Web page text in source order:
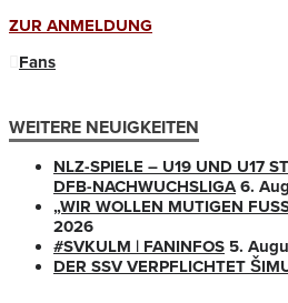
ZUR ANMELDUNG
Fans
WEITERE NEUIGKEITEN
NLZ-SPIELE – U19 UND U17
DFB-NACHWUCHSLIGA 6.
„WIR WOLLEN MUTIGEN
2026
#SVKULM | FANINFOS 5.
DER SSV VERPFLICHTET